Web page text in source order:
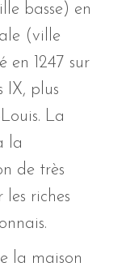
basse) en
(ville
en 1247 sur
IX, plus
La
la
de très
riches
la maison